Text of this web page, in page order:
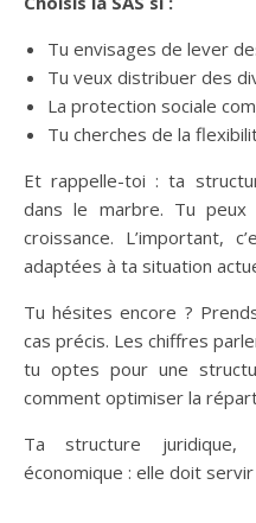
Tu envisages de lever
Tu veux distribuer des
La protection sociale
Tu cherches de la
Et rappelle-toi : ta
dans le marbre. Tu
croissance. L’important,
adaptées à ta situation
Tu hésites encore ?
cas précis. Les chiffres
tu optes pour une
comment optimiser la
Ta structure juridique,
économique : elle doit